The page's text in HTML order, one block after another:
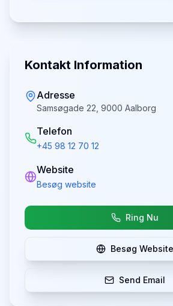
Kontakt Information
Adresse
Samsøgade 22, 9000 Aalborg
Telefon
+45 98 12 70 12
Website
Besøg website
Ring Nu
Besøg Website
Send Email